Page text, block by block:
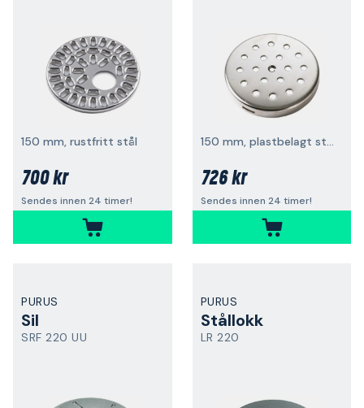
150 mm, rustfritt stål
700 kr
Sendes innen 24 timer!
150 mm, plastbelagt stål
726 kr
Sendes innen 24 timer!
PURUS
Sil
SRF 220 UU
PURUS
Stållokk
LR 220